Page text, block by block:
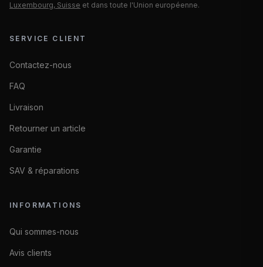
Luxembourg, Suisse et dans toute l'Union européenne.
SERVICE CLIENT
Contactez-nous
FAQ
Livraison
Retourner un article
Garantie
SAV & réparations
INFORMATIONS
Qui sommes-nous
Avis clients